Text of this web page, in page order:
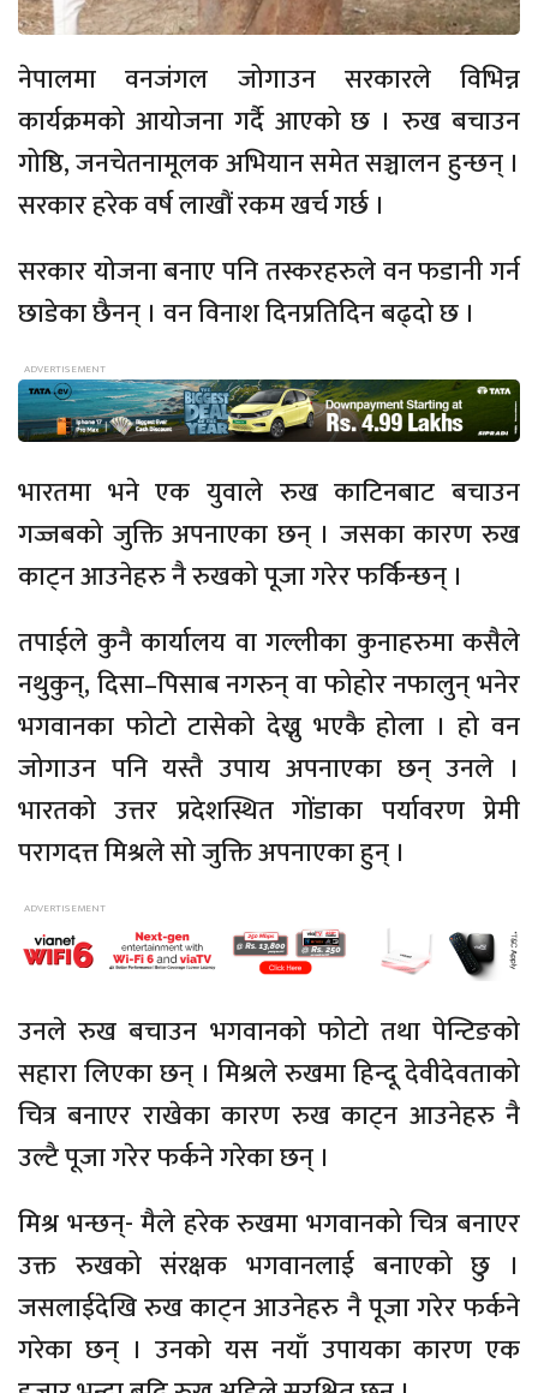
नेपालमा वनजंगल जोगाउन सरकारले विभिन्न
कार्यक्रमको आयोजना गर्दै आएको छ । रुख बचाउन
गोष्ठि, जनचेतनामूलक अभियान समेत सञ्चालन हुन्छन् ।
सरकार हरेक वर्ष लाखौं रकम खर्च गर्छ ।
सरकार योजना बनाए पनि तस्करहरुले वन फडानी गर्न
छाडेका छैनन् । वन विनाश दिनप्रतिदिन बढ्दो छ ।
भारतमा भने एक युवाले रुख काटिनबाट बचाउन
गज्जबको जुक्ति अपनाएका छन् । जसका कारण रुख
काट्न आउनेहरु नै रुखको पूजा गरेर फर्किन्छन् ।
तपाईले कुनै कार्यालय वा गल्लीका कुनाहरुमा कसैले
नथुकुन्, दिसा–पिसाब नगरुन् वा फोहोर नफालुन् भनेर
भगवानका फोटो टासेको देख्नु भएकै होला । हो वन
जोगाउन पनि यस्तै उपाय अपनाएका छन् उनले ।
भारतको उत्तर प्रदेशस्थित गोंडाका पर्यावरण प्रेमी
परागदत्त मिश्रले सो जुक्ति अपनाएका हुन् ।
उनले रुख बचाउन भगवानको फोटो तथा पेन्टिङको
सहारा लिएका छन् । मिश्रले रुखमा हिन्दू देवीदेवताको
चित्र बनाएर राखेका कारण रुख काट्न आउनेहरु नै
उल्टै पूजा गरेर फर्कने गरेका छन् ।
मिश्र भन्छन्- मैले हरेक रुखमा भगवानको चित्र बनाएर
उक्त रुखको संरक्षक भगवानलाई बनाएको छु ।
जसलाईदेखि रुख काट्न आउनेहरु नै पूजा गरेर फर्कने
गरेका छन् । उनको यस नयाँ उपायका कारण एक